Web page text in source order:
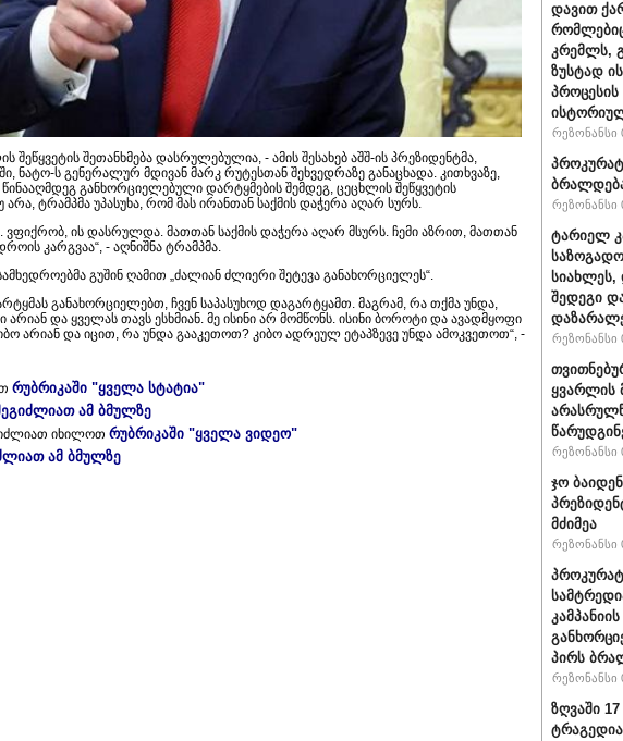
შეწყვეტის შეთანხმება დასრულებულია, - ამის შესახებ აშშ-ის პრეზიდენტმა,
ნატო-ს გენერალურ მდივან მარკ რუტესთან შეხვედრაზე განაცხადა. კითხვაზე,
წინააღმდეგ განხორციელებული დარტყმების შემდეგ, ცეცხლის შეწყვეტის
ტრამპმა უპასუხა, რომ მას ირანთან საქმის დაჭერა აღარ სურს.
ვფიქრობ, ის დასრულდა. მათთან საქმის დაჭერა აღარ მსურს. ჩემი აზრით, მათთან
კარგვაა“, - აღნიშნა ტრამპმა.
გუშინ ღამით „ძალიან ძლიერი შეტევა განახორციელეს“.
განახორციელებთ, ჩვენ საპასუხოდ დაგარტყამთ. მაგრამ, რა თქმა უნდა,
არიან და ყველას თავს ესხმიან. მე ისინი არ მომწონს. ისინი ბოროტი და ავადმყოფი
არიან და იცით, რა უნდა გააკეთოთ? კიბო ადრეულ ეტაპზევე უნდა ამოკვეთოთ“, -
რუბრიკაში "ყველა სტატია"
ამ ბმულზე
იხილოთ რუბრიკაში "ყველა ვიდეო"
ამ ბმულზე
დავით
კრემლს,
ზუსტად
რეზონანსი
რეზონანსი
ტარიელ
სიახლეს,
შედეგი
რეზონანსი
ყვარლის
რეზონანსი
ჯო
მძიმეა
რეზონანსი
პირს
რეზონანსი
ზღვაში